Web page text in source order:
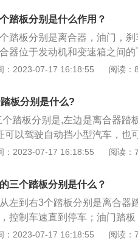
车踏板的作用是减速，油门
大多数人的驾驶习惯：从汽车
接近汽车理论设计。
踏板分别是什么作用？
踏板分别是离合器，油门，
器位于发动机和变速箱之间
面上，离合器的输出轴就是
合，以切断或传递发动机向变
合平稳，分离迅速而彻底；调
足够的散热能力；操作方便
：2023-07-17 16:18:55 阅读：
板分别是什么?
个踏板分别是,左边是离合器踏
可以驾驶自动挡小型汽车，也
挡小型汽车。C1驾驶证准驾
于或等于9人。C1驾驶证不
车、大型货车、普通三轮摩托
、无轨电车、有轨电车。同
不能超过6米的货车。C1驾
C1驾驶证准驾范围为小型、
：2023-07-17 16:18:55 阅读：
三个踏板分别是什么？
左到右3个踏板分别是离合器
控制车速直到停车；油门踏
于连接发动机配置更合理，
：2023-07-17 16:18:55 阅读：